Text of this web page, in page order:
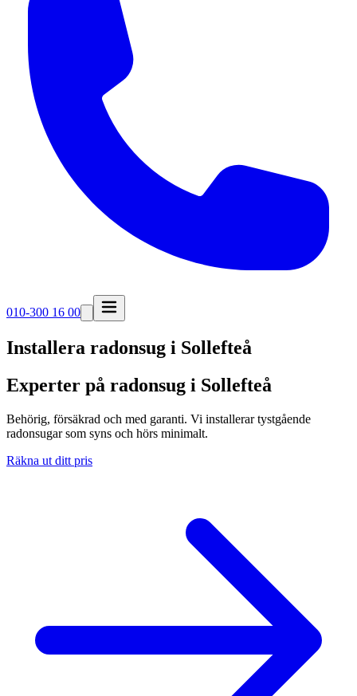
010-300 16 00
Installera radonsug i Sollefteå
Experter på radonsug i Sollefteå
Behörig, försäkrad och med garanti. Vi installerar tystgående
radonsugar som syns och hörs minimalt.
Räkna ut ditt pris